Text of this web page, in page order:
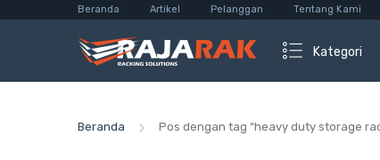
Beranda Artikel Pelanggan Tentang Kami
Kategori
Beranda Pos dengan tag “heavy duty storage